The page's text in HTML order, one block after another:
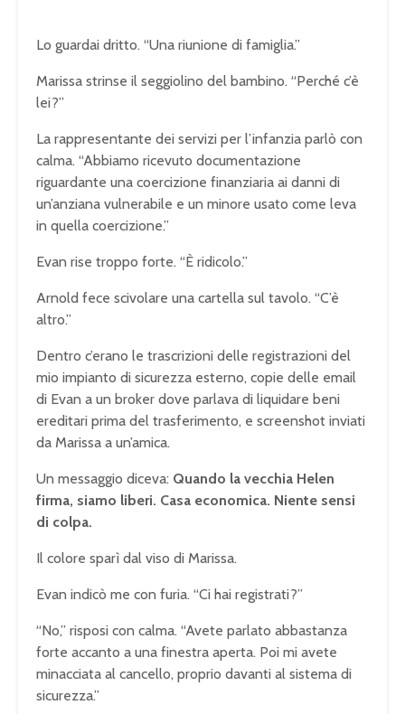
Lo guardai dritto. “Una riunione di famiglia.”
Marissa strinse il seggiolino del bambino. “Perché c’è
lei?”
La rappresentante dei servizi per l’infanzia parlò con
calma. “Abbiamo ricevuto documentazione
riguardante una coercizione finanziaria ai danni di
un’anziana vulnerabile e un minore usato come leva
in quella coercizione.”
Evan rise troppo forte. “È ridicolo.”
Arnold fece scivolare una cartella sul tavolo. “C’è
altro.”
Dentro c’erano le trascrizioni delle registrazioni del
mio impianto di sicurezza esterno, copie delle email
di Evan a un broker dove parlava di liquidare beni
ereditari prima del trasferimento, e screenshot inviati
da Marissa a un’amica.
Un messaggio diceva: Quando la vecchia Helen
firma, siamo liberi. Casa economica. Niente sensi
di colpa.
Il colore sparì dal viso di Marissa.
Evan indicò me con furia. “Ci hai registrati?”
“No,” risposi con calma. “Avete parlato abbastanza
forte accanto a una finestra aperta. Poi mi avete
minacciata al cancello, proprio davanti al sistema di
sicurezza.”